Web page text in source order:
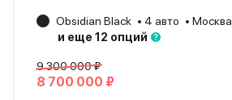
Obsidian Black 4 авто Москва
и еще 12 опций
9 300 000 ₽
8 700 000 ₽